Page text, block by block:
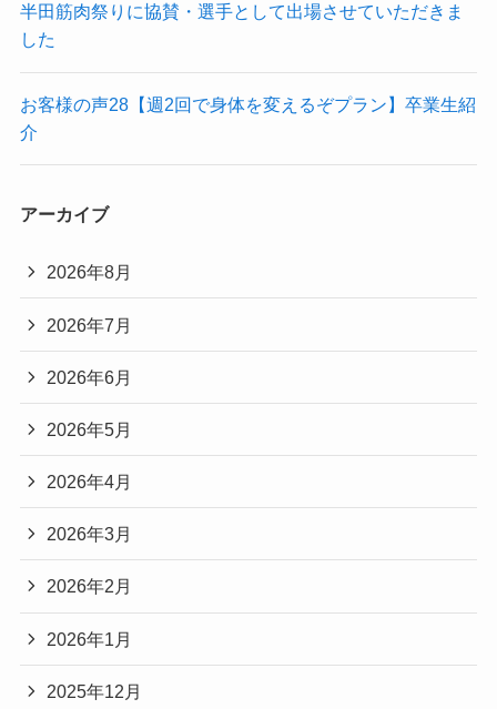
半田筋肉祭りに協賛・選手として出場させていただきま
した
お客様の声28【週2回で身体を変えるぞプラン】卒業生紹
介
アーカイブ
2026年8月
2026年7月
2026年6月
2026年5月
2026年4月
2026年3月
2026年2月
2026年1月
2025年12月